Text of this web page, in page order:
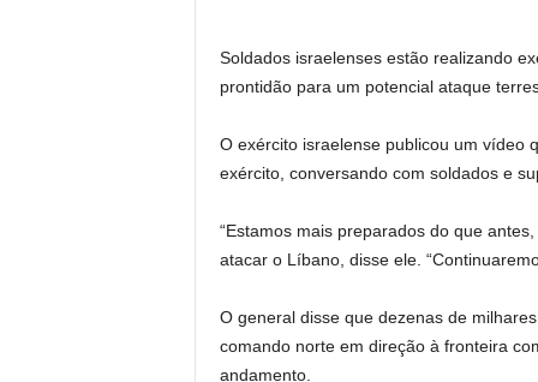
Soldados israelenses estão realizando
prontidão para um potencial ataque
O exército israelense publicou um vídeo
exército, conversando com soldados e
“Estamos mais preparados do que
atacar o Líbano, disse ele.
O general disse que dezenas de
comando norte em direção à fronteira
andamento.